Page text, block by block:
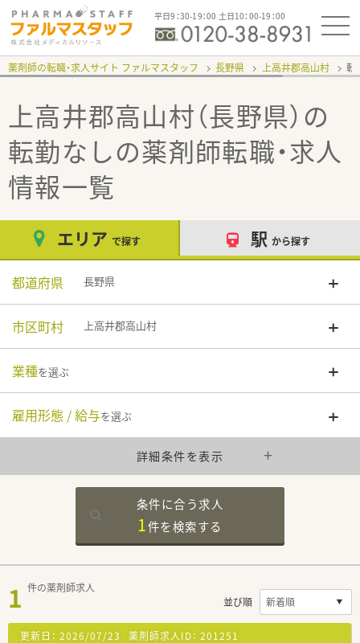
平日9：30-19：00 土日10：00-19：00
薬剤師の転職・求人サイト ファルマスタッフ 長野県 上高井郡高山村 転
上高井郡高山村（長野県）の
転勤なしの薬剤師転職・求人
情報一覧
エリア で探す 駅 から探す
都道府県 長野県
市区町村 上高井郡高山村
業種を選ぶ
雇用形態 / 給与を選ぶ
詳細条件を表示
条件に合う求人
1件を検索する
1 件の薬剤師求人
並び順
更新日： 2026/07/23 薬剤師求人ID： 201251